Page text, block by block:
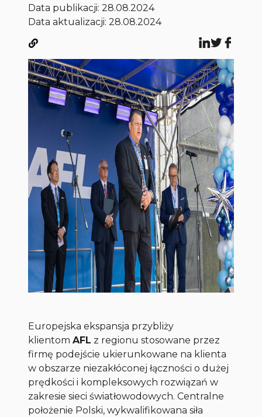
Data publikacji:28.08.2024
Data aktualizacji: 28.08.2024
Europejska ekspansja przybliży
klientomAFL z regionu stosowane przez
firmę podejście ukierunkowane na klienta
w obszarze niezakłóconej łączności o dużej
prędkości i kompleksowych rozwiązań w
zakresie sieci światłowodowych. Centralne
położenie Polski, wykwalifikowana siła